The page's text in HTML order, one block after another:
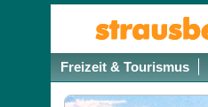
Freizeit & Tourismus